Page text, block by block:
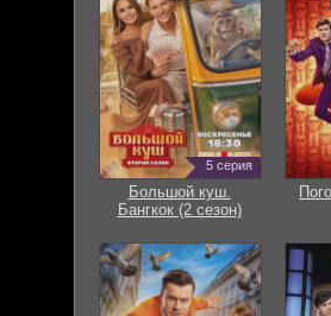
5 серия
Большой куш.
Бангкок (2 сезон)